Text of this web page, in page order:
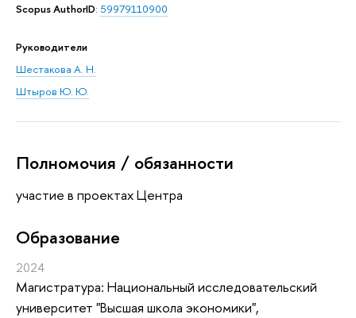
Scopus AuthorID: 59979110900
Руководители
Шестакова А. Н.
Штыров Ю. Ю.
Полномочия / обязанности
участие в проектах Центра
Oбразование
2024
Магистратура: Национальный исследовательский
университет "Высшая школа экономики",